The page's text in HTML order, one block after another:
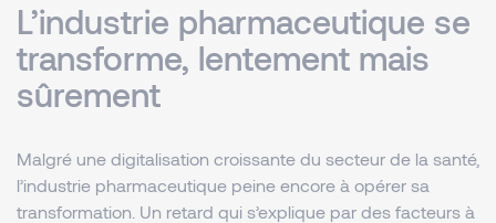
L’industrie pharmaceutique se
transforme, lentement mais
sûrement
Malgré une digitalisation croissante du secteur de la santé,
l’industrie pharmaceutique peine encore à opérer sa
transformation. Un retard qui s’explique par des facteurs à